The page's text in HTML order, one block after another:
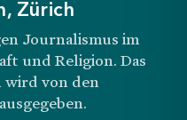
Zürich
Journalismus im
und Religion. Das
wird von den